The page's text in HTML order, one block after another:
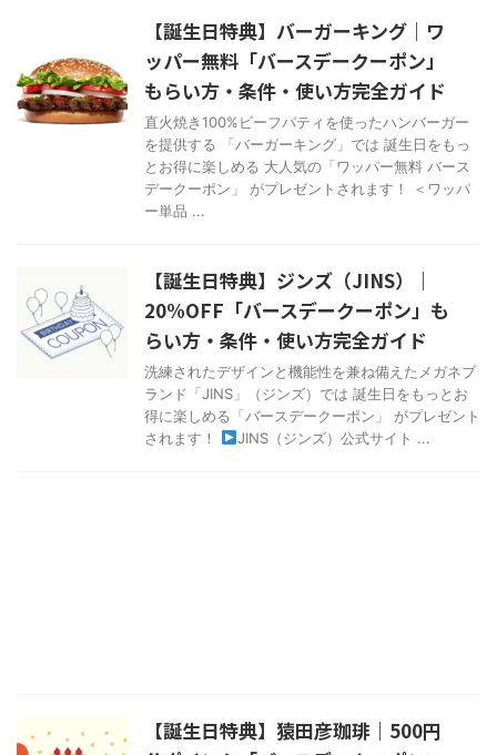
【誕生日特典】バーガーキング｜ワ
ッパー無料「バースデークーポン」
もらい方・条件・使い方完全ガイド
直火焼き100%ビーフパティを使ったハンバーガー
を提供する 「バーガーキング」では 誕生日をもっ
とお得に楽しめる 大人気の「ワッパー無料 バース
デークーポン」 がプレゼントされます！ ＜ワッパ
ー単品 ...
【誕生日特典】ジンズ（JINS）｜
20%OFF「バースデークーポン」も
らい方・条件・使い方完全ガイド
洗練されたデザインと機能性を兼ね備えたメガネブ
ランド「JINS」（ジンズ）では 誕生日をもっとお
得に楽しめる「バースデークーポン」 がプレゼント
されます！
JINS（ジンズ）公式サイト ...
【誕生日特典】猿田彦珈琲｜500円